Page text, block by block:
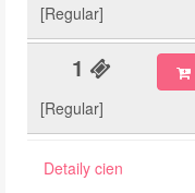
[Regular]
1
[Regular]
Detaily cien